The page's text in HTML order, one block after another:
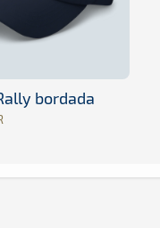
bordada